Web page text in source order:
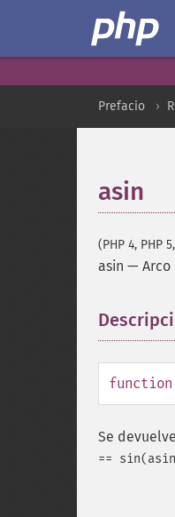
Prefacio
asin
(PHP 4, PHP
asin — Arco
function
Se
==